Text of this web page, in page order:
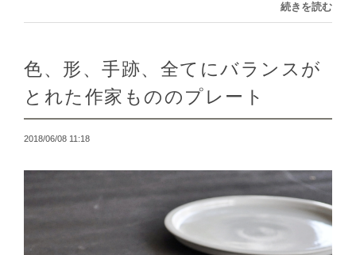
続きを読む
色、形、手跡、全てにバランスが
とれた作家もののプレート
2018/06/08 11:18